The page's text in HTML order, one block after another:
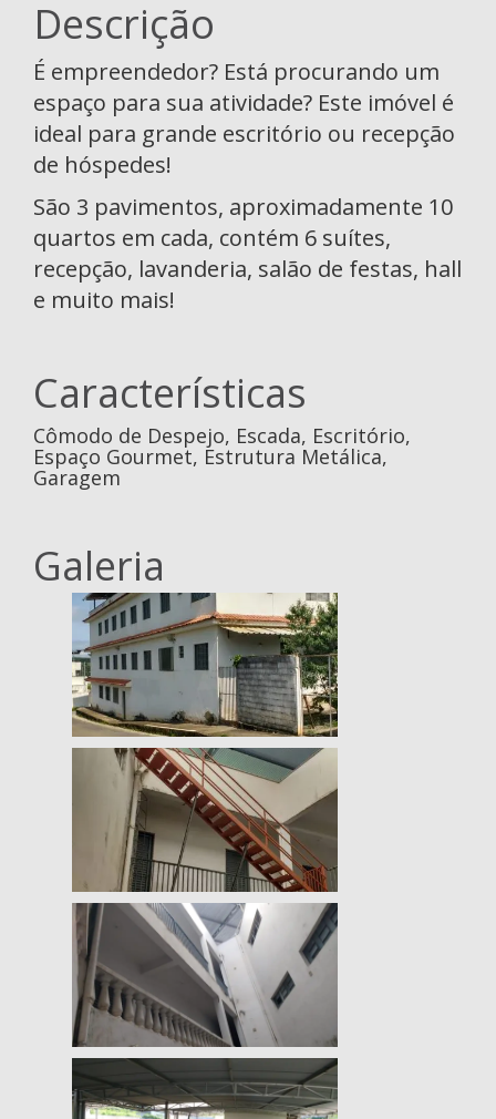
Descrição
É empreendedor? Está procurando um
espaço para sua atividade? Este imóvel é
ideal para grande escritório ou recepção
de hóspedes!
São 3 pavimentos, aproximadamente 10
quartos em cada, contém 6 suítes,
recepção, lavanderia, salão de festas, hall
e muito mais!
Características
Cômodo de Despejo, Escada, Escritório,
Espaço Gourmet, Estrutura Metálica,
Garagem
Galeria